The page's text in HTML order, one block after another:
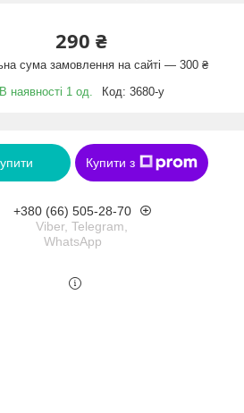
290 ₴
сума замовлення на сайті — 300 ₴
В наявності 1 од.
Код: 3680-у
Купити з
+380 (66) 505-28-70
Viber, Telegram,
WhatsApp